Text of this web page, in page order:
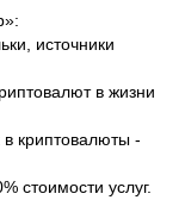
источники
в жизни
криптовалюты -
стоимости услуг.